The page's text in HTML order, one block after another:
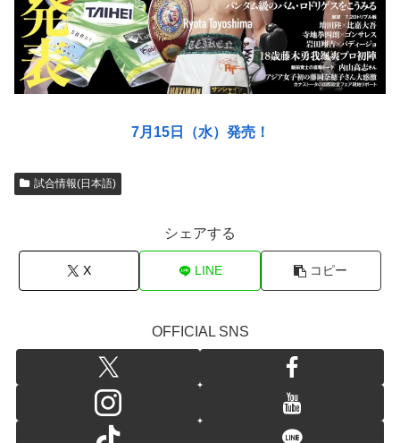
7月15日（水）発売！
試合情報(日本語)
シェアする
X LINE コピー
OFFICIAL SNS